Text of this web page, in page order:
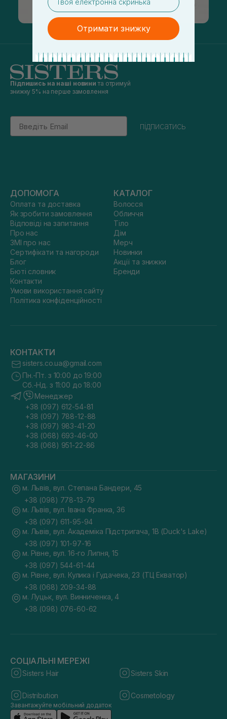
Підпишись на наші новини та отримуй
знижку 5% на перше замовлення
Email
підписатись
ДОПОМОГА
Оплата та доставка
Як зробити замовлення
Відповіді на запитання
Про нас
ЗМІ про нас
Сертифікати та нагороди
Блог
Бюті словник
Контакти
Умови використання сайту
Політика конфіденційності
КАТАЛОГ
Волосся
Обличчя
Тіло
Дім
Мерч
Новинки
Акції та знижки
Бренди
КОНТАКТИ
sisters.co.ua@gmail.com
Пн.-Пт. з 10:00 до 19:00
Сб.-Нд. з 11:00 до 18:00
Менеджер
+38 (097) 612-54-81
+38 (097) 788-12-88
+38 (097) 983-41-20
+38 (068) 693-46-00
+38 (068) 951-22-86
МАГАЗИНИ
м. Львів, вул. Степана Бандери, 45
+38 (098) 778-13-79
м. Львів, вул. Івана Франка, 36
+38 (097) 611-95-94
м. Львів, вул. Академіка Підстригача, 1В (Duck's Lake)
+38 (097) 101-97-16
м. Рівне, вул. 16-го Липня, 15
+38 (097) 544-61-44
м. Рівне, вул. Кулика і Гудачека, 23 (ТЦ Екватор)
+38 (068) 209-34-88
м. Луцьк, вул. Винниченка, 4
+38 (098) 076-60-62
СОЦІАЛЬНІ МЕРЕЖІ
Sisters Hair Sisters Skin
Distribution Cosmetology
Завантажуйте мобільний додаток
Отримати знижку